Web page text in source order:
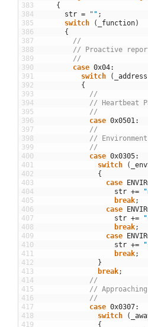
383
384
385
386
387
388
389
390
391
392
393
394
395
396
397
398
399
400
401
402
403
404
405
406
407
408
409
410
411
412
413
414
415
416
417
418
419
{
str = "" ;
switch
( _function)
{
//
// Proactive
//
case 0x04:
switch
( _address
{
//
// Heartbeat
//
case 0x0501:
//
//
//
case 0x0305:
switch
(
{
case
str +=
break;
case
str +=
break;
case
str +=
break;
}
break;
//
//
//
case 0x0307:
switch
(
{